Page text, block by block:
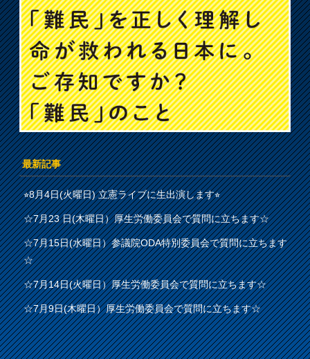
最新記事
⭐︎8月4日(火曜日) 立憲ライブに生出演します⭐︎
☆7月23 日(木曜日）厚生労働委員会で質問に立ちます☆
☆7月15日(水曜日）参議院ODA特別委員会で質問に立ちます
☆
☆7月14日(火曜日）厚生労働委員会で質問に立ちます☆
☆7月9日(木曜日）厚生労働委員会で質問に立ちます☆